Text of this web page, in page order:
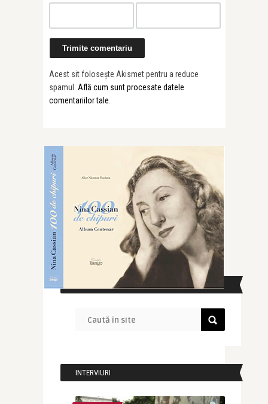
Acest sit folosește Akismet pentru a reduce
spamul. Află cum sunt procesate datele
comentariilor tale
CAUTĂ ÎN SITE
INTERVIURI